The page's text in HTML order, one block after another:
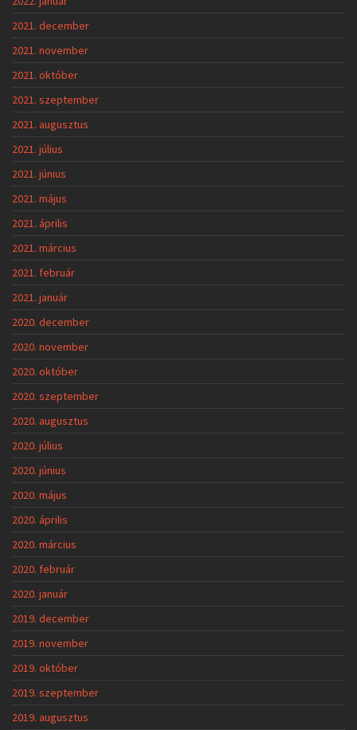
2021. december
2021. november
2021. október
2021. szeptember
2021. augusztus
2021. július
2021. június
2021. május
2021. április
2021. március
2021. február
2021. január
2020. december
2020. november
2020. október
2020. szeptember
2020. augusztus
2020. július
2020. június
2020. május
2020. április
2020. március
2020. február
2020. január
2019. december
2019. november
2019. október
2019. szeptember
2019. augusztus